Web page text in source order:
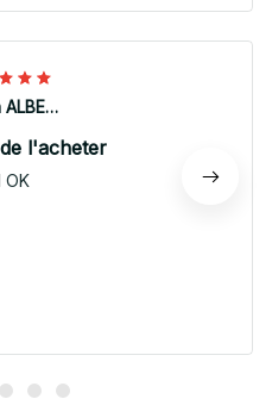
Joseph ALBERTINI
l'acheter
OK